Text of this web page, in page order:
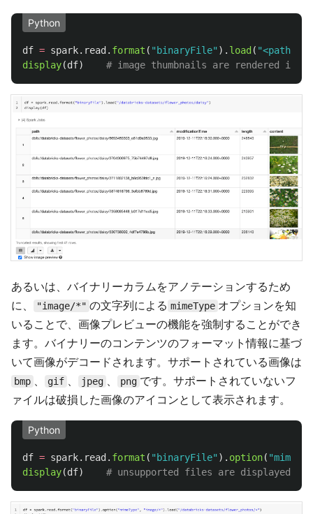
Python
df = spark. read . format ( " binaryFile" ). load ( "<path-
display(df)
あるいは、バイナリーカラムをアノテーションするため
に、
"image/*" の文字列による mimeType オプションを知
いることで、画像プレビューの機能を強制することができ
ます。バイナリーのコンテンツのフォーマット情報に基づ
いて画像がデコードされます。サポートされている画像は
bmp gif jpeg png です。サポートされていないフ
ァイルは破損した画像のアイコンとして表示されます。
Python
df = spark. read . format ( " binaryFile" ). option( "
display(df)